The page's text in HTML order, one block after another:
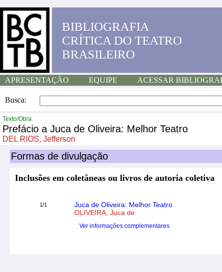
BIBLIOGRAFIA
CRÍTICA DO TEATRO
BRASILEIRO
APRESENTAÇÃO EQUIPE ACESSAR
Busca:
Texto/Obra
Prefácio a Juca de Oliveira: Melhor Teatro
DEL RIOS, Jefferson
Formas de divulgação
Inclusões em coletâneas ou livros de autoria coletiva
1/1
Juca de Oliveira: Melhor Teatro
OLIVEIRA, Juca de
Ver informações complementares